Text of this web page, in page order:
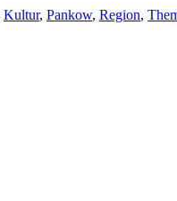
Kultur, Pankow, Region,